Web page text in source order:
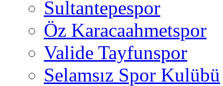
Sultantepespor
Öz Karacaahmetspor
Valide Tayfunspor
Selamsız Spor Kulübü